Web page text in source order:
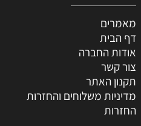
מאמרים
דף הבית
אודות החברה
צור קשר
תקנון האתר
מדיניות משלוחים והחזרות
החזרות